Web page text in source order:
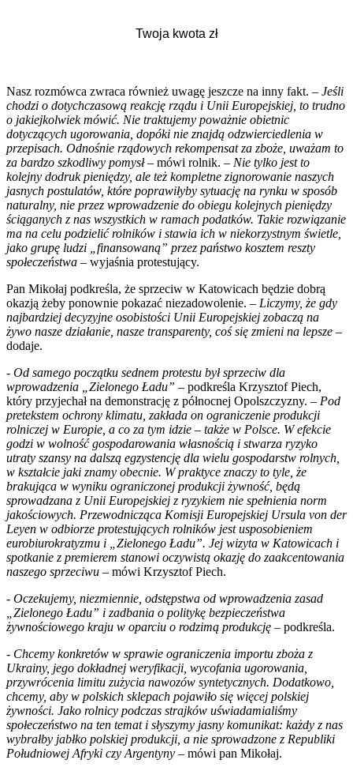
Nasz rozmówca zwraca również uwagę jeszcze na inny fakt. – Jeśli
chodzi o dotychczasową reakcję rządu i Unii Europejskiej, to trudno
o jakiejkolwiek mówić. Nie traktujemy poważnie obietnic
dotyczących ugorowania, dopóki nie znajdą odzwierciedlenia w
przepisach. Odnośnie rządowych rekompensat za zboże, uważam to
za bardzo szkodliwy pomysł– mówi rolnik. – Nie tylko jest to
kolejny dodruk pieniędzy, ale też kompletne zignorowanie naszych
jasnych postulatów, które poprawiłyby sytuację na rynku w sposób
naturalny, nie przez wprowadzenie do obiegu kolejnych pieniędzy
ściąganych z nas wszystkich w ramach podatków. Takie rozwiązanie
ma na celu podzielić rolników i stawia ich w niekorzystnym świetle,
jako grupę ludzi „finansowaną” przez państwo kosztem reszty
społeczeństwa – wyjaśnia protestujący.
Pan Mikołaj podkreśla, że sprzeciw w Katowicach będzie dobrą
okazją żeby ponownie pokazać niezadowolenie. – Liczymy, że gdy
najbardziej decyzyjne osobistości Unii Europejskiej zobaczą na
żywo nasze działanie, nasze transparenty, coś się zmieni na lepsze –
dodaje.
- Od samego początku sednem protestu był sprzeciw dla
wprowadzenia „Zielonego Ładu” – podkreśla Krzysztof Piech,
który przyjechał na demonstrację z północnej Opolszczyzny. – Pod
pretekstem ochrony klimatu, zakłada on ograniczenie produkcji
rolniczej w Europie, a co za tym idzie – także w Polsce. W efekcie
godzi w wolność gospodarowania własnością i stwarza ryzyko
utraty szansy na dalszą egzystencję dla wielu gospodarstw rolnych,
w kształcie jaki znamy obecnie. W praktyce znaczy to tyle, że
brakująca w wyniku ograniczonej produkcji żywność, będą
sprowadzana z Unii Europejskiej z ryzykiem nie spełnienia norm
jakościowych. Przewodnicząca Komisji Europejskiej Ursula von der
Leyen w odbiorze protestujących rolników jest usposobieniem
eurobiurokratyzmu i „Zielonego Ładu”. Jej wizyta w Katowicach i
spotkanie z premierem stanowi oczywistą okazję do zaakcentowania
naszego sprzeciwu – mówi Krzysztof Piech.
- Oczekujemy, niezmiennie, odstępstwa od wprowadzenia zasad
„Zielonego Ładu” i zadbania o politykę bezpieczeństwa
żywnościowego kraju w oparciu o rodzimą produkcję – podkreśla.
- Chcemy konkretów w sprawie ograniczenia importu zboża z
Ukrainy, jego dokładnej weryfikacji, wycofania ugorowania,
przywrócenia limitu zużycia nawozów syntetycznych. Dodatkowo,
chcemy, aby w polskich sklepach pojawiło się więcej polskiej
żywności. Jako rolnicy podczas strajków uświadamialiśmy
społeczeństwo na ten temat i słyszymy jasny komunikat: każdy z nas
wybrałby jabłko polskiej produkcji, a nie sprowadzone z Republiki
Południowej Afryki czy Argentyny – mówi pan Mikołaj.